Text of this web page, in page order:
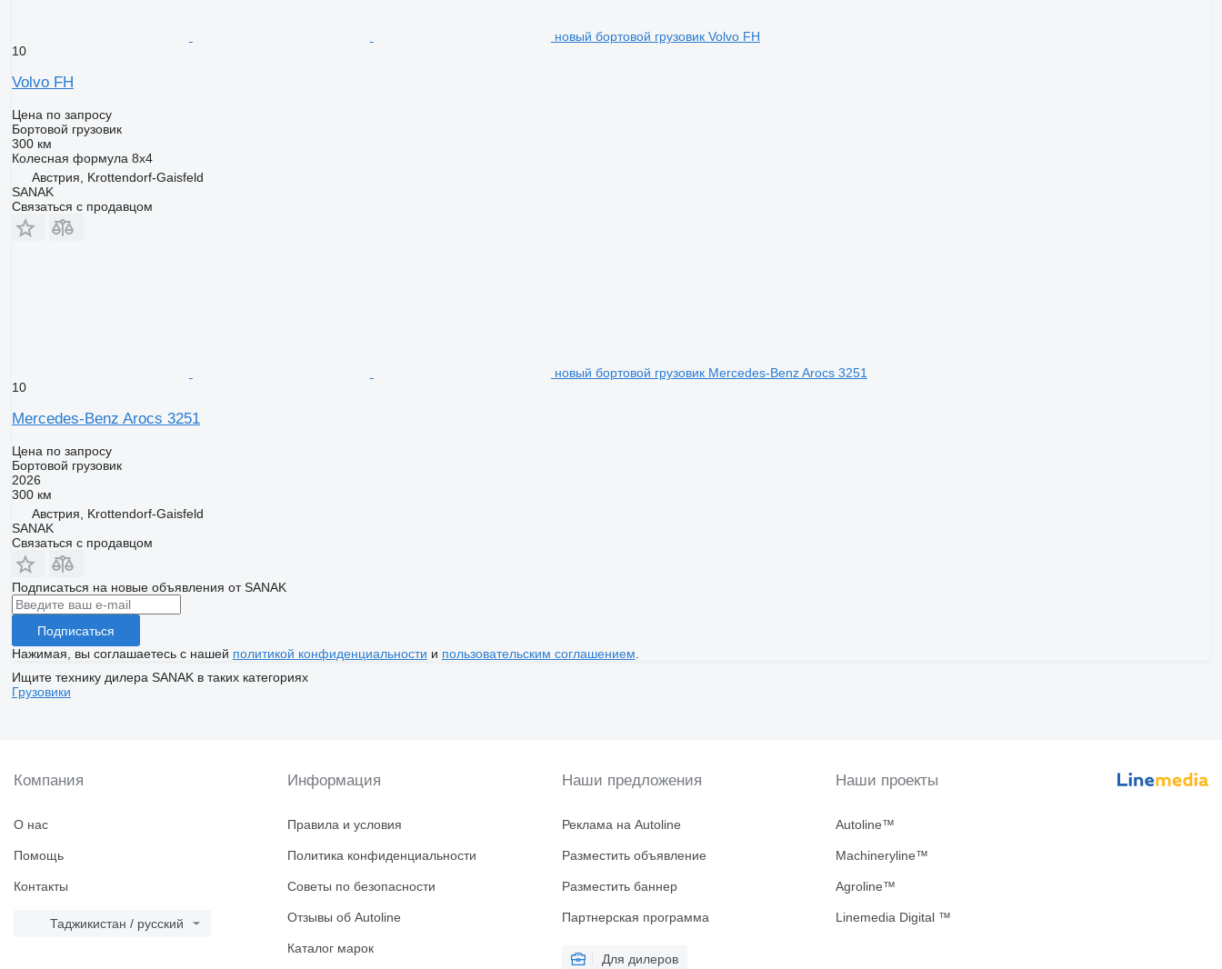
новый бортовой грузовик Volvo FH
10
Volvo FH
Цена по запросу
Бортовой грузовик
300 км
Колесная формула 8x4
Австрия, Krottendorf-Gaisfeld
SANAK
Связаться с продавцом
новый бортовой грузовик Mercedes-Benz Arocs 3251
10
Mercedes-Benz Arocs 3251
Цена по запросу
Бортовой грузовик
2026
300 км
Австрия, Krottendorf-Gaisfeld
SANAK
Связаться с продавцом
Подписаться на новые объявления от SANAK
Подписаться
Нажимая, вы соглашаетесь с нашей политикой конфиденциальности и пользовательским соглашением
Ищите технику дилера SANAK в таких категориях
Грузовики
Компания
О нас
Помощь
Контакты
Таджикистан / русский
Информация
Правила и условия
Политика конфиденциальности
Советы по безопасности
Отзывы об Autoline
Каталог марок
Наши предложения
Реклама на Autoline
Разместить объявление
Разместить баннер
Партнерская программа
Для дилеров
Наши проекты
Autoline™
Machineryline™
Agroline™
Linemedia Digital ™